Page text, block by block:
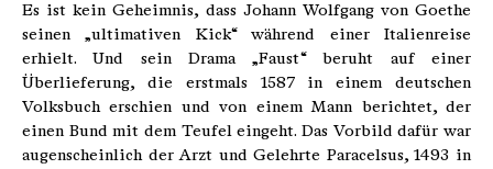
Es ist kein Geheimnis, dass Johann Wolfgang von Goethe
seinen „ultimativen Kick“ während einer Italienreise
erhielt. Und sein Drama „Faust“ beruht auf einer
Überlieferung, die erstmals 1587 in einem deutschen
Volksbuch erschien und von einem Mann berichtet, der
einen Bund mit dem Teufel eingeht. Das Vorbild dafür war
augenscheinlich der Arzt und Gelehrte Paracelsus, 1493 in